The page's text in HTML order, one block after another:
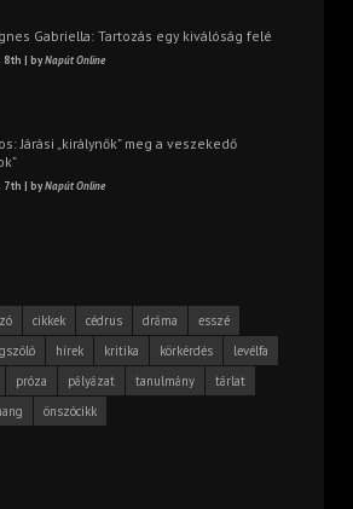
Gabriella: Tartozás egy kiválóság felé
8th | byNapút Online
Járási „királynők” meg a veszekedő
7th | byNapút Online
cikkek cédrus dráma
esszé
hírek kritika körkérdés
levélfa
próza pályázat tanulmány
tárlat
önszócikk